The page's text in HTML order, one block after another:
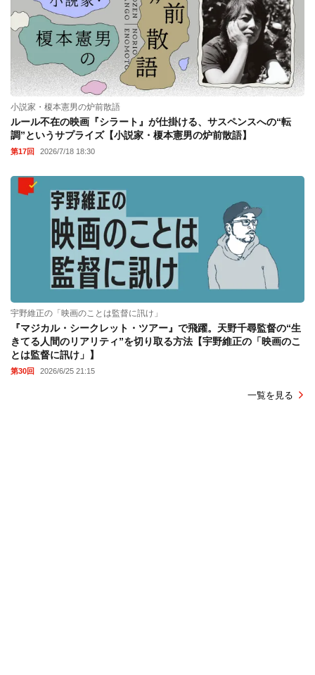
小説家・榎本憲男の炉前散語
ルール不在の映画『シラート』が仕掛ける、サスペンスへの“転
調”というサプライズ【小説家・榎本憲男の炉前散語】
第17回 2026/7/18 18:30
宇野維正の「映画のことは監督に訊け」
『マジカル・シークレット・ツアー』で飛躍。天野千尋監督の“生
きてる人間のリアリティ”を切り取る方法【宇野維正の「映画のこ
とは監督に訊け」】
第30回 2026/6/25 21:15
一覧を見る